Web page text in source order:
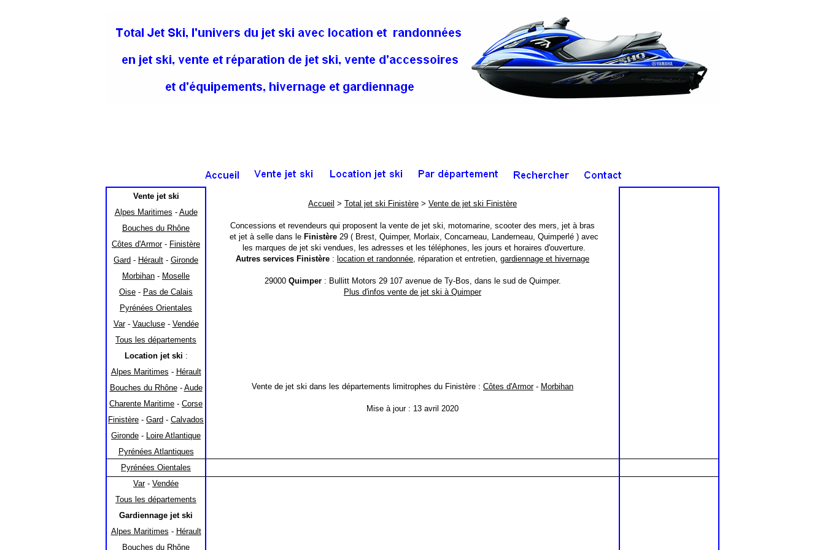
Vente jet ski
Alpes Maritimes - Aude
Bouches du Rhône
Côtes d'Armor- Finistère
Gard - Hérault - Gironde
Morbihan - Moselle
Oise - Pas de Calais
Pyrénées Orientales
Var- Vaucluse- Vendée
Tous les départements
Location jet ski :
Alpes Maritimes - Hérault
Bouches du Rhône- Aude
Charente Maritime - Corse
Finistère - Gard - Calvados
Gironde - Loire Atlantique
Pyrénées Atlantiques
Pyrénées Oientales
Var- Vendée
Tous les départements
Gardiennage jet ski
Alpes Maritimes - Hérault
Bouches du Rhône
Accueil > Total jet ski Finistère > Vente de jet ski Finistère
Concessions et revendeurs qui proposent la vente de jet ski, motomarine, scooter des mers, jet à bras
et jet à selle dans le Finistère29 ( Brest, Quimper, Morlaix, Concarneau, Landerneau, Quimperlé ) avec
les marques de jet ski vendues, les adresses et les téléphones, les jours et horaires d'ouverture.
Autres services Finistère : location et randonnée, réparation et entretien, gardiennage et hivernage
29000 Quimper: Bullitt Motors 29 107 avenue de Ty-Bos, dans le sud de Quimper.
Plus d'infos vente de jet ski à Quimper
Vente de jet ski dans les départements limitrophes du Finistère : Côtes d'Armor- Morbihan
Mise à jour : 13 avril 2020